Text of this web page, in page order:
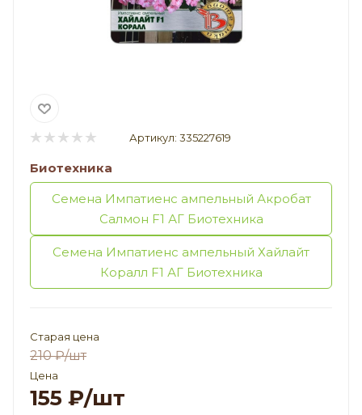
Артикул: 335227619
Биотехника
Семена Импатиенс ампельный Акробат
Салмон F1 АГ Биотехника
Семена Импатиенс ампельный Хайлайт
Коралл F1 АГ Биотехника
Старая цена
210₽/шт
Цена
155 ₽/шт